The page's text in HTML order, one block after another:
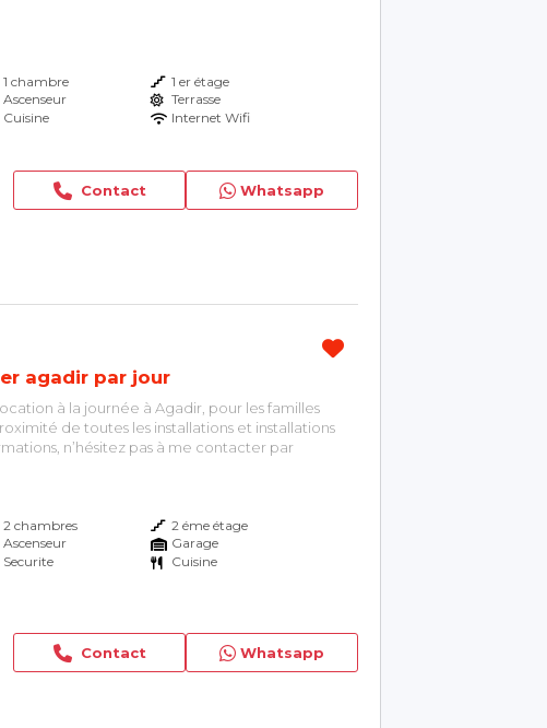
1 chambre
1 er étage
Ascenseur
Terrasse
Cuisine Internet Wifi
Contact Whatsapp
agadir par jour
à la journée à Agadir, pour les familles
de toutes les installations et installations
n’hésitez pas à me contacter par
2 chambres
2 éme étage
Ascenseur
Garage
Securite
Cuisine
Contact Whatsapp